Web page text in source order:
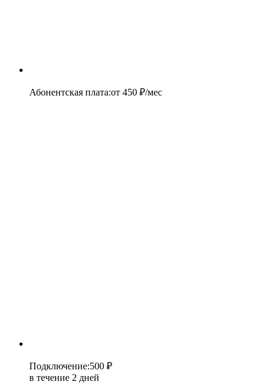
Абонентская плата:от 450 ₽/мес
Подключение:500 ₽
в течение 2 дней